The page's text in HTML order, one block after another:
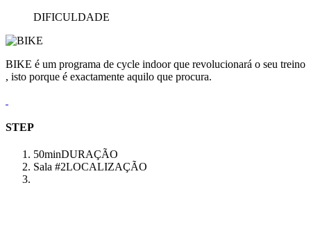
DIFICULDADE
BIKE é um programa de cycle indoor que revolucionará o seu treino
, isto porque é exactamente aquilo que procura.
STEP
50minDURAÇÃO
Sala #2LOCALIZAÇÃO